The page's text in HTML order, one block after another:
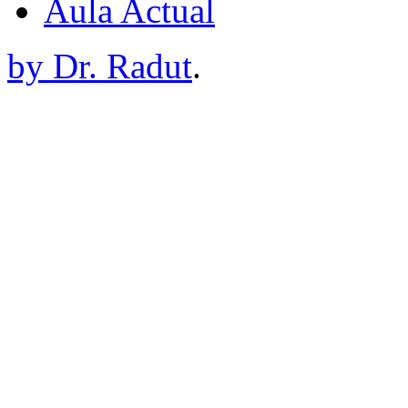
Aula Actual
by Dr. Radut.